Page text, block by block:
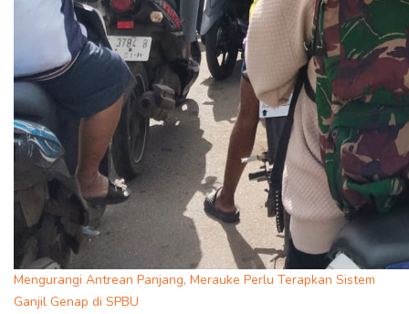
Mengurangi Antrean Panjang, Merauke Perlu Terapkan Sistem
Ganjil Genap di SPBU